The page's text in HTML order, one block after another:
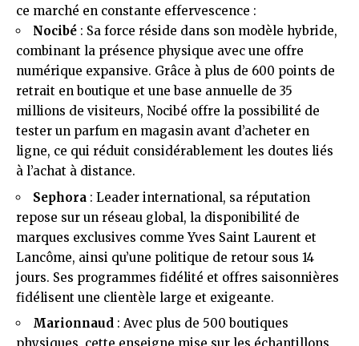
ce marché en constante effervescence :
Nocibé : Sa force réside dans son modèle hybride,
combinant la présence physique avec une offre
numérique expansive. Grâce à plus de 600 points de
retrait en boutique et une base annuelle de 35
millions de visiteurs, Nocibé offre la possibilité de
tester un parfum en magasin avant d’acheter en
ligne, ce qui réduit considérablement les doutes liés
à l’achat à distance.
Sephora : Leader international, sa réputation
repose sur un réseau global, la disponibilité de
marques exclusives comme Yves Saint Laurent et
Lancôme, ainsi qu’une politique de retour sous 14
jours. Ses programmes fidélité et offres saisonnières
fidélisent une clientèle large et exigeante.
Marionnaud : Avec plus de 500 boutiques